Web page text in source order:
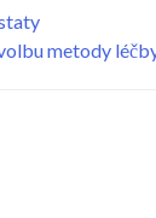
metody